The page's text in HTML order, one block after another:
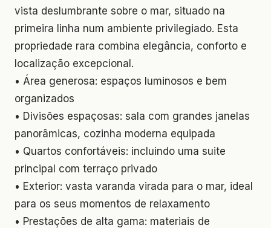
vista deslumbrante sobre o mar, situado na
primeira linha num ambiente privilegiado. Esta
propriedade rara combina elegância, conforto e
localização excepcional.
• Área generosa: espaços luminosos e bem
organizados
• Divisões espaçosas: sala com grandes janelas
panorâmicas, cozinha moderna equipada
• Quartos confortáveis: incluindo uma suite
principal com terraço privado
• Exterior: vasta varanda virada para o mar, ideal
para os seus momentos de relaxamento
• Prestações de alta gama: materiais de